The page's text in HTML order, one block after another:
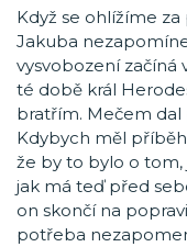
Když se ohlížíme
Jakuba
vysvobození začíná
té době král
bratřím. Mečem dal
Kdybych měl
že by to bylo o tom,
jak má teď před
on skončí na
potřeba